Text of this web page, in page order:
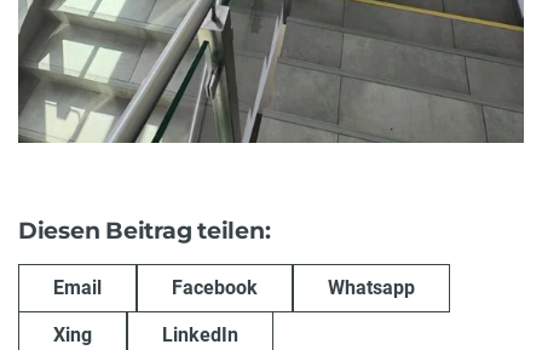
Diesen Beitrag teilen:
Email Facebook Whatsapp
Xing LinkedIn